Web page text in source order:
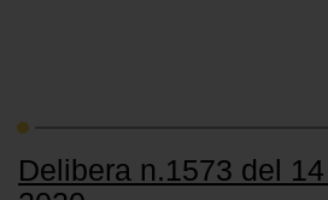
Delibera n.1573 del